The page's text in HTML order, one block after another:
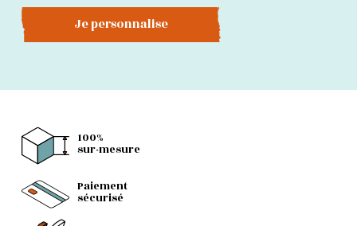
Je personnalise
100%
sur-mesure
Paiement
sécurisé